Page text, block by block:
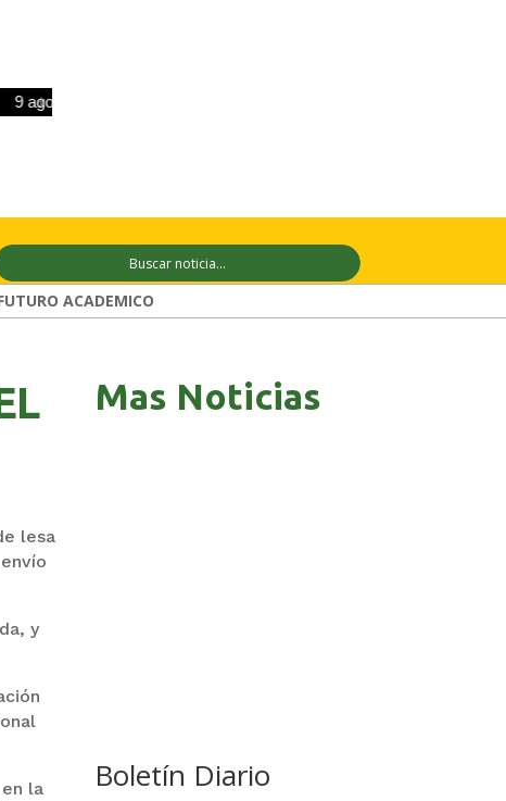
9 ago
ACADEMICO
lesa
y
la
Mas Noticias
Boletín Diario